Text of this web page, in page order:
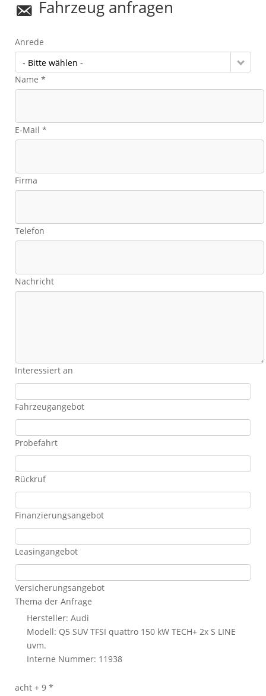
Fahrzeug anfragen
Anrede
- Bitte wählen -
Name *
E-Mail *
Firma
Telefon
Nachricht
Interessiert an
Fahrzeugangebot
Probefahrt
Rückruf
Finanzierungsangebot
Leasingangebot
Versicherungsangebot
Thema der Anfrage
Hersteller: Audi
Modell: Q5 SUV TFSI quattro 150 kW TECH+ 2x S LINE
uvm.
Interne Nummer: 11938
acht + 9 *